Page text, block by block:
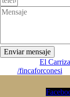
Enviar mensaje
El
/fincaforconesi